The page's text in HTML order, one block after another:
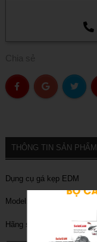
THÔNG TIN SẢN PHẨM
Dụng cụ gá kẹp EDM
Model: 3A-110028
Hãng sản xuất: A-one